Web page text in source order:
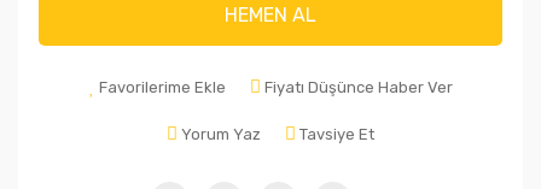
HEMEN AL
Favorilerime Ekle Fiyatı Düşünce Haber Ver
Yorum Yaz Tavsiye Et